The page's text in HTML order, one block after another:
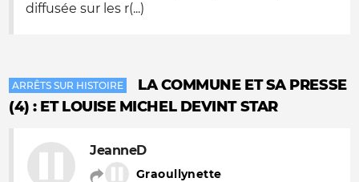
diffusée sur les r(...)
ARRÊTS SUR HISTOIRE
LA COMMUNE ET SA PRESSE
(4) : ET LOUISE MICHEL DEVINT STAR
JeanneD
Graoullynette